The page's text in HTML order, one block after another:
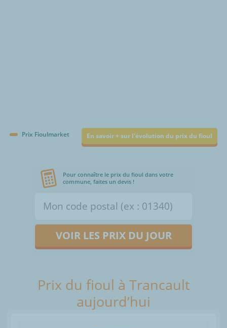
Prix Fioulmarket En savoir + sur l'évolution du prix du fioul
Pour connaître le prix du fioul dans votre
commune, faites un devis !
VOIR LES PRIX DU JOUR
Prix du fioul à Trancault
aujourd’hui